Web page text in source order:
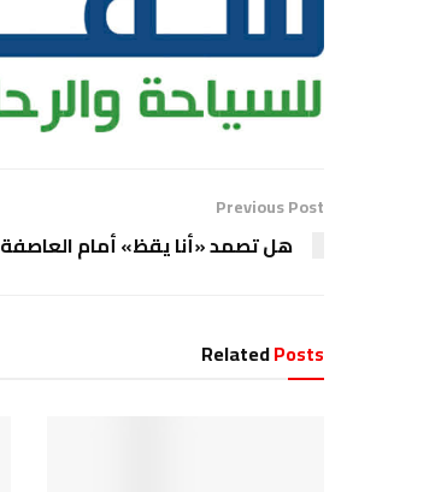
Previous Post
هل تصمد «أنا يقظ» أمام العاصفة
RelatedPosts